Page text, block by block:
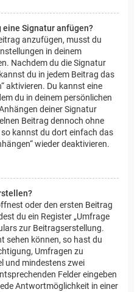
eine Signatur anfügen?
anzufügen, musst du
in deinem
Nachdem du die Signatur
du in jedem Beitrag das
aktivieren. Du kannst eine
du in deinem persönlichen
deiner Signatur
Beitrag dennoch ohne
kannst du dort einfach das
wieder deaktivieren.
oder den ersten Beitrag
du ein Register „Umfrage
zur Beitragserstellung.
sehen können, so hast du
Umfragen zu
und mindestens zwei
Felder eingeben
Antwortmöglichkeit in einer